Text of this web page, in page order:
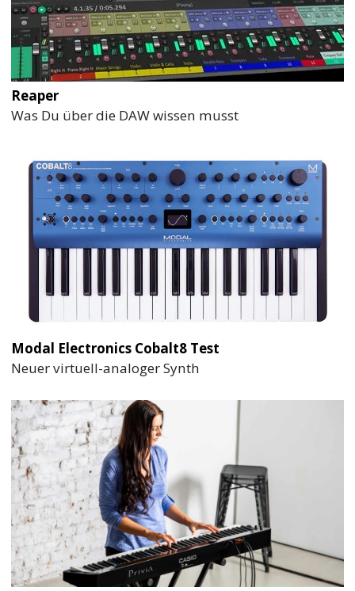
Reaper
Was Du über die DAW wissen musst
Modal Electronics Cobalt8 Test
Neuer virtuell-analoger Synth